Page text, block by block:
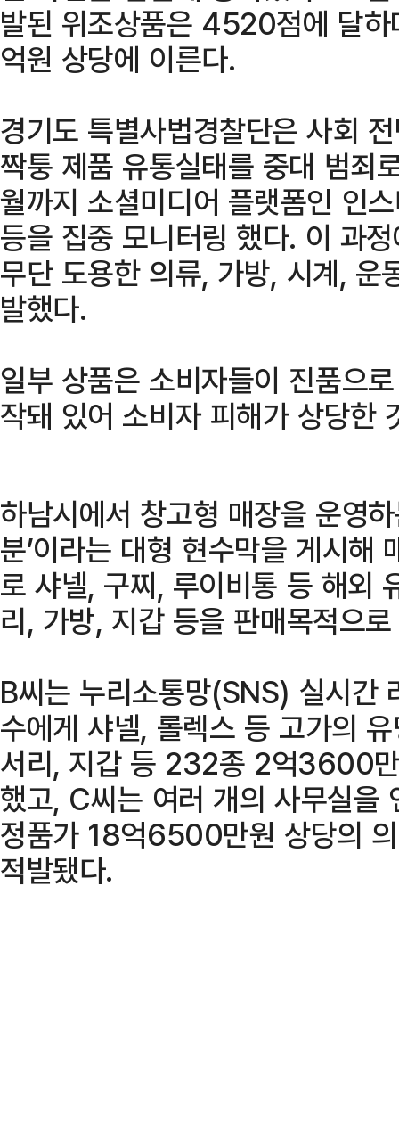
발된 위조상품은 4520점에 달
억원 상당에 이른다.
경기도 특별사법경찰단은 사회
짝퉁 제품 유통실태를 중대 범죄
월까지 소셜미디어 플랫폼인 인
등을 집중 모니터링 했다. 이 과
무단 도용한 의류, 가방, 시계, 운
발했다.
일부 상품은 소비자들이 진품으
작돼 있어 소비자 피해가 상당한
하남시에서 창고형 매장을 운영
분’이라는 대형 현수막을 게시해
로 샤넬, 구찌, 루이비통 등 해외
리, 가방, 지갑 등을 판매목적으
B씨는 누리소통망(SNS) 실시간
수에게 샤넬, 롤렉스 등 고가의
서리, 지갑 등 232종 2억3600
했고, C씨는 여러 개의 사무실
정품가 18억6500만원 상당의
적발됐다.